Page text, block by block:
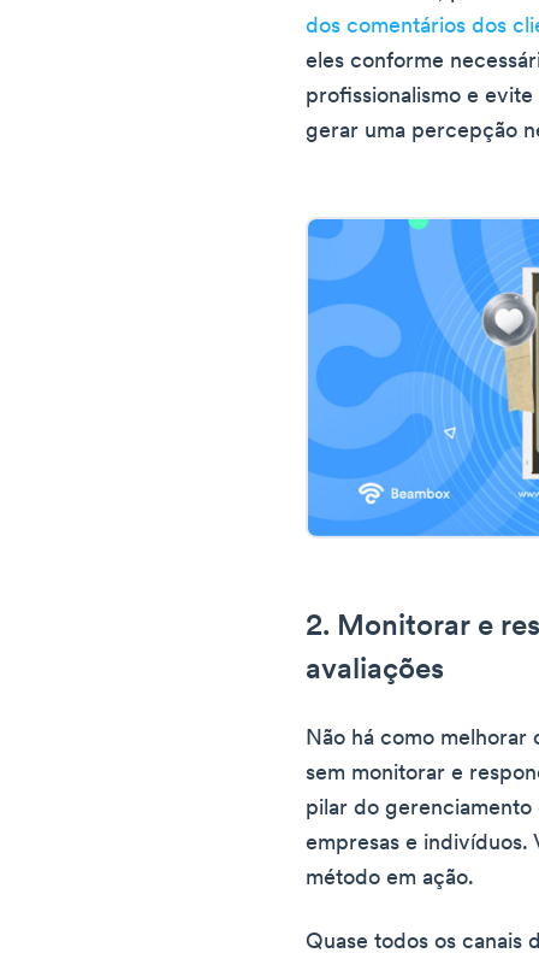
dos comentários dos
eles conforme
profissionalismo e
gerar uma percepção
2. Monitorar e
avaliações
Não há como melhorar
sem monitorar e
pilar do
empresas e indivíduos.
método em ação.
Quase todos os canais